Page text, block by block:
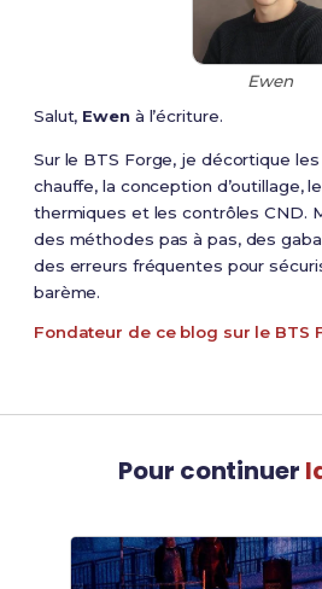
Ewen
Salut, Ewenà l’écriture.
Sur le BTS Forge, je décortique
chauffe, la conception d’outillage,
thermiques et les contrôles CND.
des méthodes pas à pas, des
des erreurs fréquentes pour
barème.
Fondateur de ce blog sur le BTS
Pour continuer